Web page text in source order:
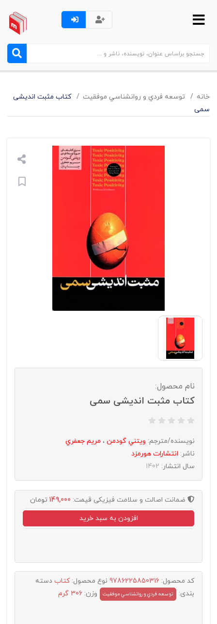
خانه توسعه فردي و روانشناسي موفقيت
کتاب مثبت اندیشی
سمی
نام محصول:
کتاب مثبت اندیشی سمی
نویسنده/مترجم: ويتني گودمن ، مريم جعفري
ناشر: انتشارات هورمزد
سال انتشار: 1402
ضمانت اصالت و سلامت فیزیکی قیمت: 149,000 تومان
افزودن به سبد خرید
کد محصول: 9786225850316 نوع محصول:کتاب دسته
بندی:
توسعه فردي و روانشناسي موفقيت وزن: 306 گرم